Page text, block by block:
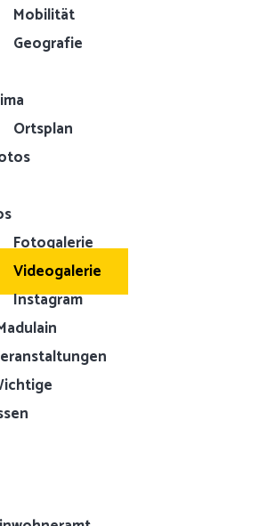
Mobilität
Geografie
Ortsplan
Fotogalerie
Videogalerie
Instagram